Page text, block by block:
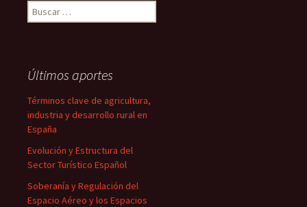
Buscar:
Últimos aportes
Términos clave de agricultura,
industria y desarrollo rural en
España
Evolución y Estructura del
Sector Turístico Español
Soberanía y Regulación del
Espacio Aéreo y los Espacios